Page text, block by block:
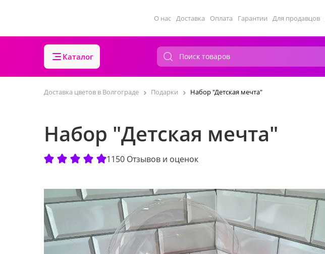
О нас Доставка Оплата Гарантии Для продавцов
Каталог
Доставка цветов в Волгограде Подарки Набор "Детская мечта"
Набор "Детская мечта"
1150 Отзывов и оценок